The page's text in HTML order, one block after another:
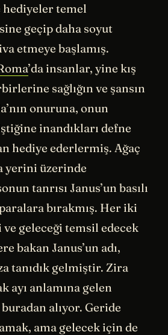
hediyeler temel
geçip daha soyut
etmeye başlamış.
’da insanlar, yine kış
sağlığın ve şansın
onuruna, onun
inandıkları defne
hediye ederlermiş. Ağaç
yerini üzerinde
tanrısı Janus’un basılı
bırakmış. Her iki
ve geleceği temsil edecek
bakan Janus’un adı,
tanıdık gelmiştir. Zira
ayı anlamına gelen
alıyor. Geride
ama gelecek için de